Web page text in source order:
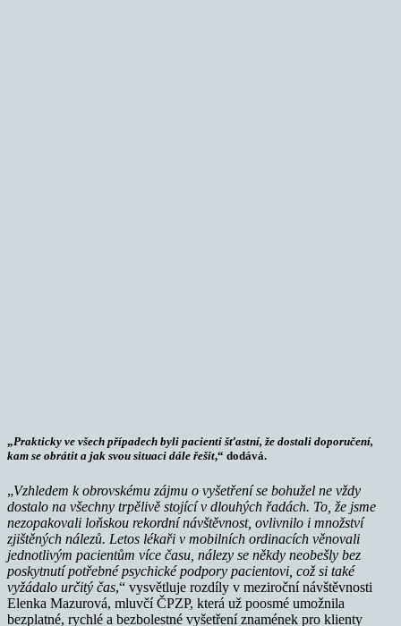
„Prakticky ve všech případech byli pacienti šťastní, že dostali doporučení,
kam se obrátit a jak svou situaci dále řešit,“ dodává.
„Vzhledem k obrovskému zájmu o vyšetření se bohužel ne vždy
dostalo na všechny trpělivě stojící v dlouhých řadách. To, že jsme
nezopakovali loňskou rekordní návštěvnost, ovlivnilo i množství
zjištěných nálezů. Letos lékaři v mobilních ordinacích věnovali
jednotlivým pacientům více času, nálezy se někdy neobešly bez
poskytnutí potřebné psychické podpory pacientovi, což si také
vyžádalo určitý čas,“ vysvětluje rozdíly v meziroční návštěvnosti
Elenka Mazurová, mluvčí ČPZP, která už poosmé umožnila
bezplatné, rychlé a bezbolestné vyšetření znamének pro klienty